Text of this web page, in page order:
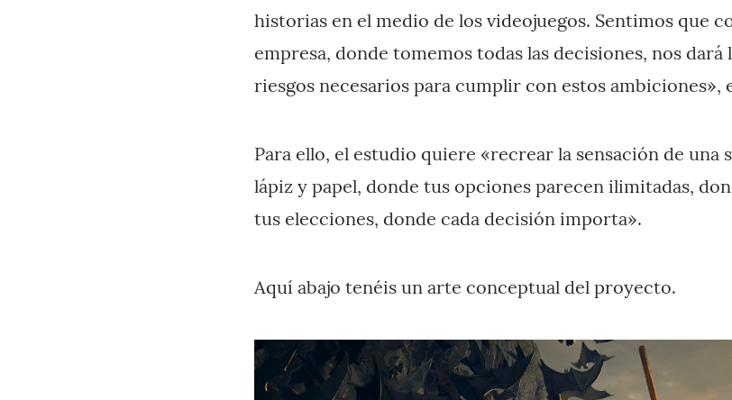
historias en el medio de los videojuegos. Sentimos que
empresa, donde tomemos todas las decisiones, nos
riesgos necesarios para cumplir con estos ambiciones»,
Para ello, el estudio quiere «recrear la sensación de una
lápiz y papel, donde tus opciones parecen ilimitadas,
tus elecciones, donde cada decisión importa».
Aquí abajo tenéis un arte conceptual del proyecto.